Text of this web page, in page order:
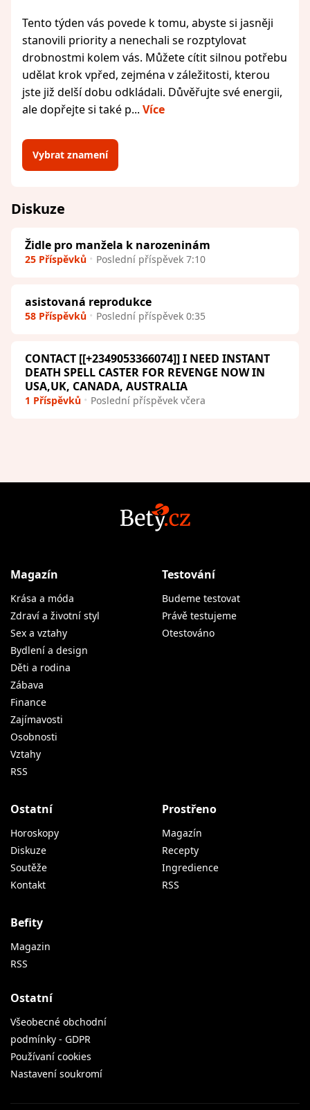
Tento týden vás povede k tomu, abyste si jasněji
stanovili priority a nenechali se rozptylovat
drobnostmi kolem vás. Můžete cítit silnou potřebu
udělat krok vpřed, zejména v záležitosti, kterou
jste již delší dobu odkládali. Důvěřujte své energii,
ale dopřejte si také p... Více
Vybrat znamení
Diskuze
Židle pro manžela k narozeninám
25 Příspěvků Poslední příspěvek 7:10
asistovaná reprodukce
58 Příspěvků Poslední příspěvek 0:35
CONTACT [[+2349053366074]] I NEED INSTANT
DEATH SPELL CASTER FOR REVENGE NOW IN
USA,UK, CANADA, AUSTRALIA
1 Příspěvků Poslední příspěvek včera
Magazín
Krása a móda
Zdraví a životní styl
Sex a vztahy
Bydlení a design
Děti a rodina
Zábava
Finance
Zajímavosti
Osobnosti
Vztahy
RSS
Testování
Budeme testovat
Právě testujeme
Otestováno
Ostatní
Horoskopy
Diskuze
Soutěže
Kontakt
Prostřeno
Magazín
Recepty
Ingredience
RSS
Befity
Magazin
RSS
Ostatní
Všeobecné obchodní
podmínky - GDPR
Používaní cookies
Nastavení soukromí